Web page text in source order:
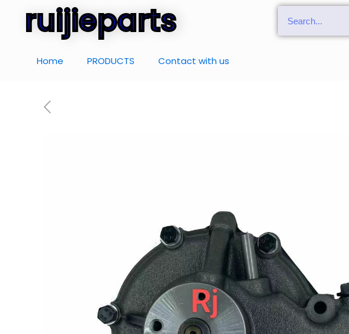
ruijieparts
Home PRODUCTS Contact with us